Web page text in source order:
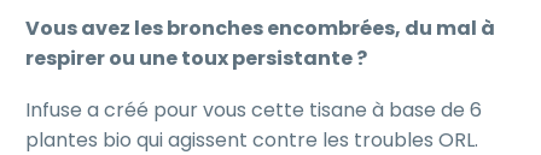
Vous avez les bronches encombrées, du mal à
respirer ou une toux persistante ?
Infuse a créé pour vous cette tisane à base de 6
plantes bio qui agissent contre les troubles ORL.